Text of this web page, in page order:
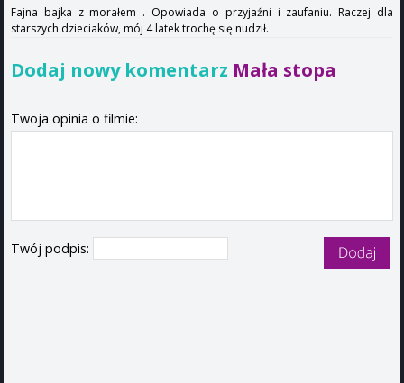
Fajna bajka z morałem . Opowiada o przyjaźni i zaufaniu. Raczej dla
starszych dzieciaków, mój 4 latek trochę się nudził.
Dodaj nowy komentarz Mała stopa
Twoja opinia o filmie:
Twój podpis: